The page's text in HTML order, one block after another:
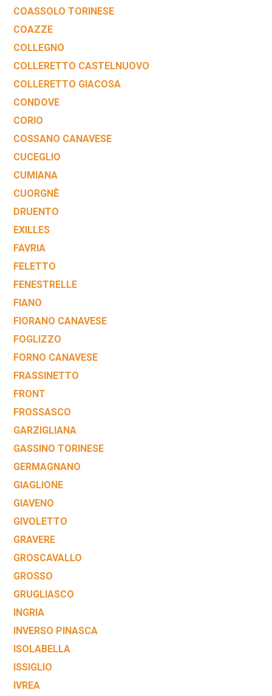
COASSOLO TORINESE
COAZZE
COLLEGNO
COLLERETTO CASTELNUOVO
COLLERETTO GIACOSA
CONDOVE
CORIO
COSSANO CANAVESE
CUCEGLIO
CUMIANA
CUORGNÈ
DRUENTO
EXILLES
FAVRIA
FELETTO
FENESTRELLE
FIANO
FIORANO CANAVESE
FOGLIZZO
FORNO CANAVESE
FRASSINETTO
FRONT
FROSSASCO
GARZIGLIANA
GASSINO TORINESE
GERMAGNANO
GIAGLIONE
GIAVENO
GIVOLETTO
GRAVERE
GROSCAVALLO
GROSSO
GRUGLIASCO
INGRIA
INVERSO PINASCA
ISOLABELLA
ISSIGLIO
IVREA